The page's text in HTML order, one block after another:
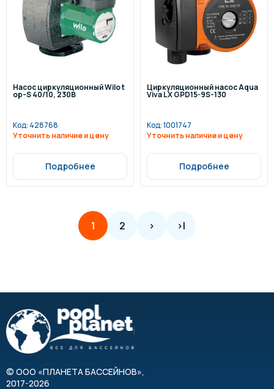
Насос циркуляционный Wilo t
op-S 40/10, 230В
Код: 428768
Уточнить наличие и цену
Подробнее
Циркуляционный насос Aqua
Viva LX GPD15-9S-130
Код:1001747
Уточнить наличие и цену
Подробнее
1 2 > >|
© ООО «ПЛАНЕТА БАССЕЙНОВ»,
2017-2026